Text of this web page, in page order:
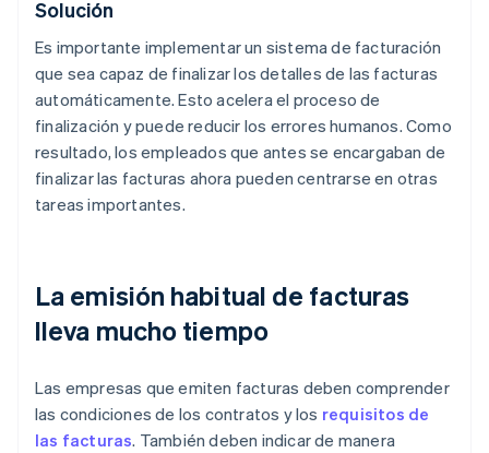
Solución
Es importante implementar un sistema de facturación
que sea capaz de finalizar los detalles de las facturas
automáticamente. Esto acelera el proceso de
finalización y puede reducir los errores humanos. Como
resultado, los empleados que antes se encargaban de
finalizar las facturas ahora pueden centrarse en otras
tareas importantes.
La emisión habitual de facturas
lleva mucho tiempo
Las empresas que emiten facturas deben comprender
las condiciones de los contratos y los requisitos de
las facturas. También deben indicar de manera